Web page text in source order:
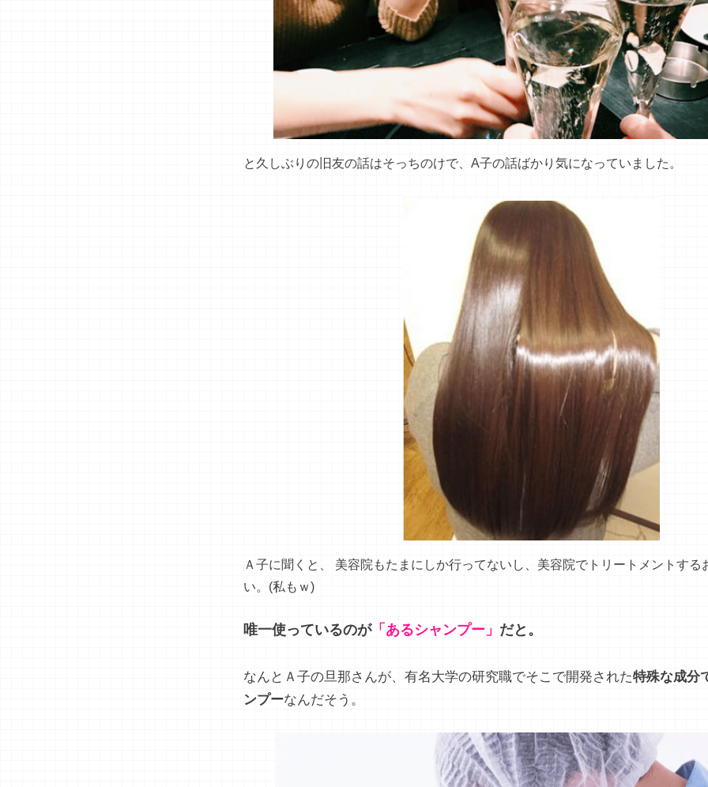
と久しぶりの旧友の話はそっちのけで、A子の話ばかり気になっていました。
Ａ子に聞くと、 美容院もたまにしか行ってないし、美容院でトリートメントする
い。(私もｗ)
唯一使っているのが「あるシャンプー」 だと。
なんとＡ子の旦那さんが、有名大学の研究職でそこで開発された特殊な成分
ンプーなんだそう。